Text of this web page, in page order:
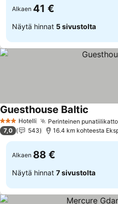
Alkaen 41 €
Näytä hinnat 5 sivustolta
3 Tähtiluokitus
Hotelli Perinteinen
Guesthouse Baltic
7,0 543 16.4 km kohteesta
Alkaen 88 €
Näytä hinnat 7 sivustolta